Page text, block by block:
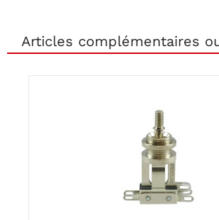
Articles complémentaires